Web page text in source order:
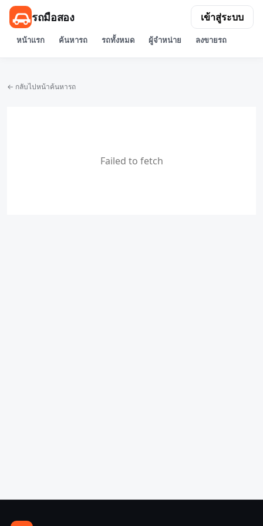
รถมือสอง
หน้าแรก ค้นหารถ รถทั้งหมด ผู้จำหน่าย ลงขายรถ
เข้าสู่ระบบ
← กลับไปหน้าค้นหารถ
Failed to fetch